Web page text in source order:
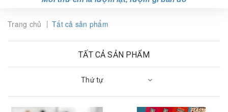
Trang chủ | Tất cả sản phẩm
TẤT CẢ SẢN PHẨM
Thứ tự